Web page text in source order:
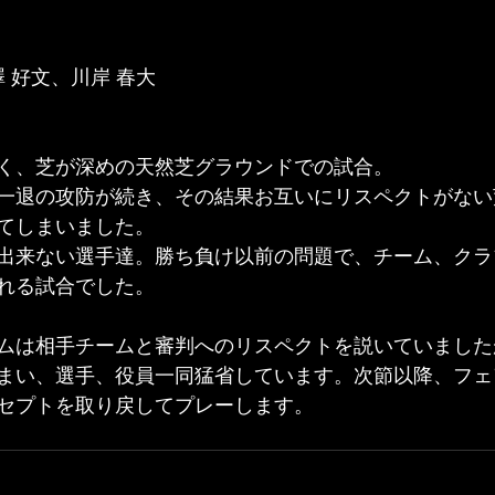
好文、川岸 春大
、芝が深めの天然芝グラウンドでの試合。
退の攻防が続き、その結果お互いにリスペクトがな
しまいました。
来ない選手達。勝ち負け以前の問題で、チーム、ク
る試合でした。
は相手チームと審判へのリスペクトを説いていまし
い、選手、役員一同猛省しています。次節以降、フ
プトを取り戻してプレーします。